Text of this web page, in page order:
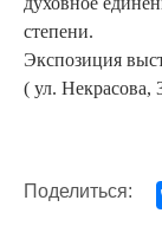
степени.
Экспозиция
( ул. Некрасова,
Поделиться: